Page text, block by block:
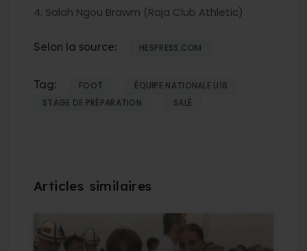
4. Salah Ngou Brawm (Raja Club Athletic)
Selon la source: HESPRESS.COM
Tag: FOOT
ÉQUIPE NATIONALE U16
STAGE DE PRÉPARATION
SALÉ